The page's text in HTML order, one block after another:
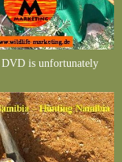
is unfortunately